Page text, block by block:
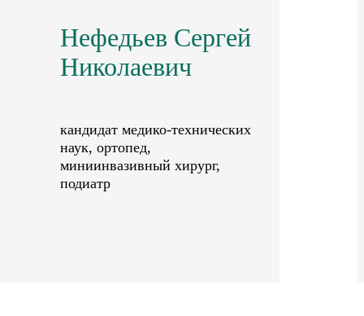
Нефедьев Сергей
Николаевич
кандидат медико-технических
наук, ортопед,
миниинвазивный хирург,
подиатр